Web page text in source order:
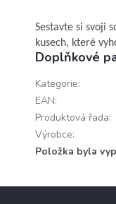
Sestavte si svoji
kusech, které
Doplňkové
Kategorie:
EAN:
Produktová řada:
Výrobce:
Položka byla